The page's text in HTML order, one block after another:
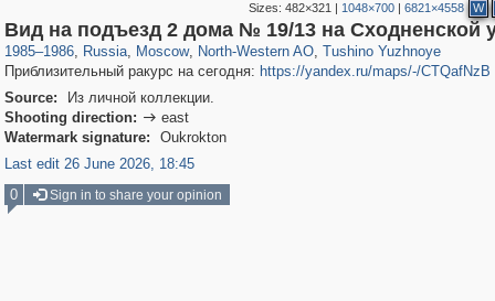
Sizes:482×321 | 1048×700 |6821×4558 W
Вид на подъезд 2 дома № 19/13 на Сходненской
1985–1986, Russia
1,406,851 29,243
, Moscow
319,861 8,286
, North-Western AO
8,080 112
, Tushino Yuzhnoye
807 10
Приблизительный ракурс на сегодня: https://yandex.ru/maps/-/CTQafNzB
Source:
Из личной коллекции.
Shooting direction:  east
Watermark signature:
Oukrokton
Last edit 26 June 2026, 18:45
0
Sign in to share your opinion